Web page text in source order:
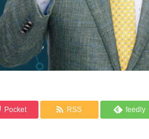
Pocket RSS feedly